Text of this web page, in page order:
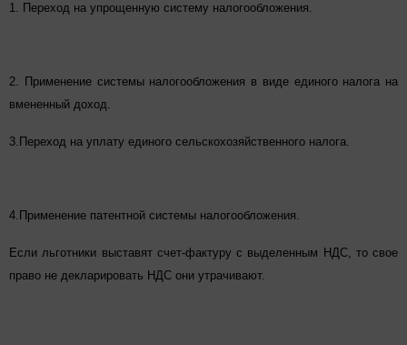
1. Переход на упрощенную систему налогообложения.
2. Применение системы налогообложения в виде единого налога на
вмененный доход.
3.Переход на уплату единого сельскохозяйственного налога.
4.Применение патентной системы налогообложения.
Если льготники выставят счет-фактуру с выделенным НДС, то свое
право не декларировать НДС они утрачивают.